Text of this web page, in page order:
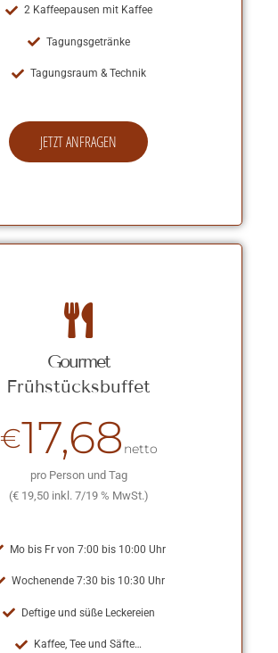
2 Kaffeepausen mit Kaffee
Tagungsgetränke
Tagungsraum & Technik
JETZT ANFRAGEN
Gourmet
Frühstücksbuffet
€17,68 netto
pro Person und Tag
(€ 19,50 inkl. 7/19 % MwSt.)
Mo bis Fr von 7:00 bis 10:00 Uhr
Wochenende 7:30 bis 10:30 Uhr
Deftige und süße Leckereien
Kaffee, Tee und Säfte…